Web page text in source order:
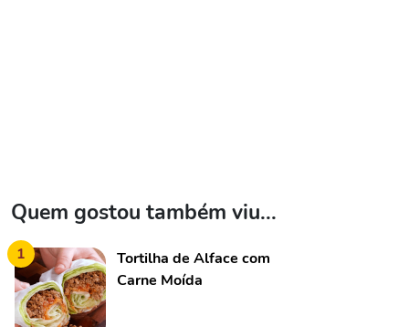
Quem gostou também viu...
1
Tortilha de Alface com
Carne Moída